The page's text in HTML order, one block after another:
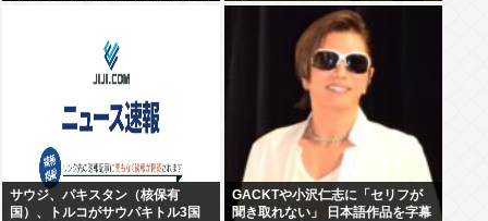
サウジ、パキスタン（核保有
国）、トルコがサウパキトル3国
GACKTや小沢仁志に「セリフが
聞き取れない」 日本語作品を字幕